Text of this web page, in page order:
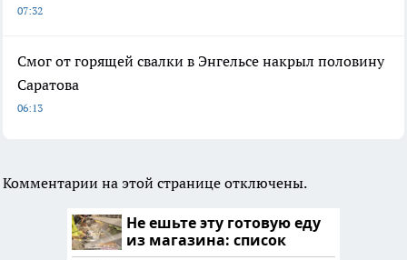
07:32
Смог от горящей свалки в Энгельсе накрыл половину
Саратова
06:13
Комментарии на этой странице отключены.
Не ешьте эту готовую еду
из магазина: список